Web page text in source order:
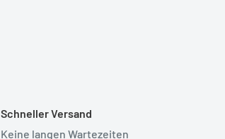
Schneller Versand
Keine langen Wartezeiten